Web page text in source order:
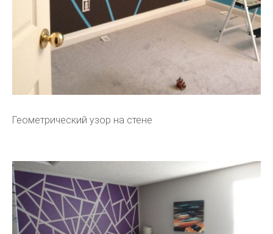
Геометрический узор на стене